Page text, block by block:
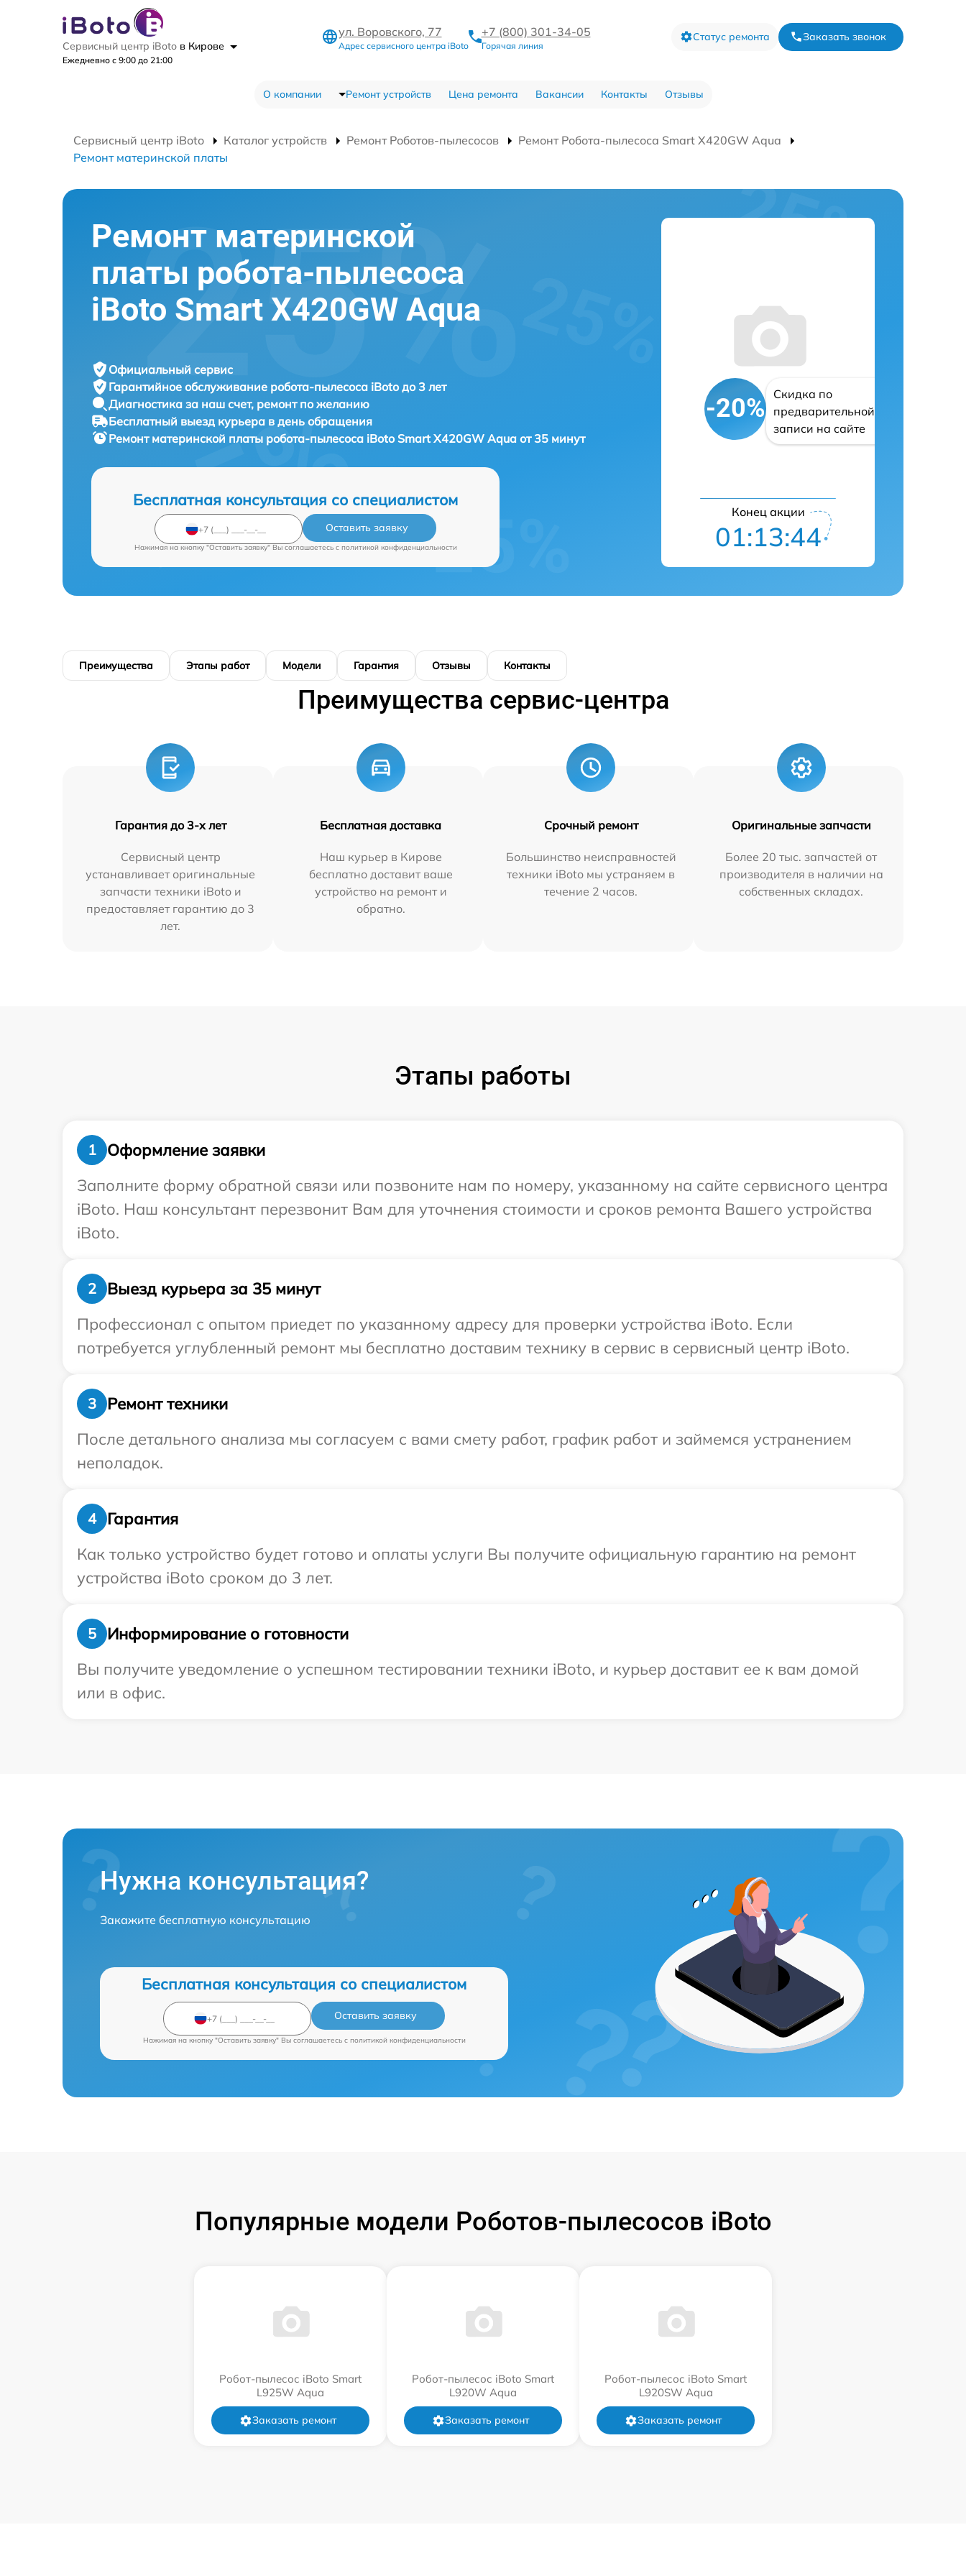
Сервисный центр iBoto в Кирове
Ежедневно с 9:00 до 21:00
ул. Воровского, 77
Адрес сервисного центра iBoto
+7 (800) 301-34-05
Горячая линия
Статус ремонта Заказать звонок
О компании Ремонт устройств Цена ремонта Вакансии Контакты Отзывы
Сервисный центр iBoto Каталог устройств Ремонт Роботов-пылесосов
Ремонт Робота-пылесоса Smart Х420GW Aqua
Ремонт материнской платы
Ремонт материнской
платы робота-пылесоса
iBoto Smart Х420GW Aqua
Официальный сервис
Гарантийное обслуживание робота-пылесоса iBoto до 3 лет
Диагностика за наш счет, ремонт по желанию
Бесплатный выезд курьера в день обращения
Ремонт материнской платы робота-пылесоса iBoto Smart Х420GW Aqua от 35 минут
Бесплатная консультация со специалистом
Оставить заявку
Нажимая на кнопку "Оставить заявку" Вы соглашаетесь c политикой конфиденциальности
-20%
Скидка по
предварительной
записи на сайте
Конец акции
01:13:43
Преимущества Этапы работ Модели Гарантия Отзывы Контакты
Преимущества сервис-центра
Гарантия до 3-х лет
Сервисный центр
устанавливает оригинальные
запчасти техники iBoto и
предоставляет гарантию до 3
лет.
Бесплатная доставка
Наш курьер в Кирове
бесплатно доставит ваше
устройство на ремонт и
обратно.
Срочный ремонт
Большинство неисправностей
техники iBoto мы устраняем в
течение 2 часов.
Оригинальные запчасти
Более 20 тыс. запчастей от
производителя в наличии на
собственных складах.
Этапы работы
1
Оформление заявки
Заполните форму обратной связи или позвоните нам по номеру, указанному на сайте сервисного центра
iBoto. Наш консультант перезвонит Вам для уточнения стоимости и сроков ремонта Вашего устройства
iBoto.
2
Выезд курьера за 35 минут
Профессионал с опытом приедет по указанному адресу для проверки устройства iBoto. Если
потребуется углубленный ремонт мы бесплатно доставим технику в сервис в сервисный центр iBoto.
3
Ремонт техники
После детального анализа мы согласуем с вами смету работ, график работ и займемся устранением
неполадок.
4
Гарантия
Как только устройство будет готово и оплаты услуги Вы получите официальную гарантию на ремонт
устройства iBoto сроком до 3 лет.
5
Информирование о готовности
Вы получите уведомление о успешном тестировании техники iBoto, и курьер доставит ее к вам домой
или в офис.
Нужна консультация?
Закажите бесплатную консультацию
Бесплатная консультация со специалистом
Оставить заявку
Нажимая на кнопку "Оставить заявку" Вы соглашаетесь c политикой конфиденциальности
Популярные модели Роботов-пылесосов iBoto
Робот-пылесос iBoto Smart
L925W Aqua
Заказать ремонт
Робот-пылесос iBoto Smart
L920W Aqua
Заказать ремонт
Робот-пылесос iBoto Smart
L920SW Aqua
Заказать ремонт